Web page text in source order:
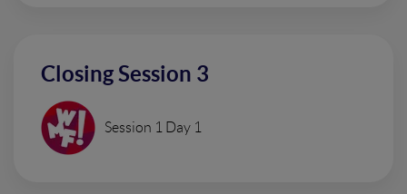
Closing Session 3
Session 1 Day 1